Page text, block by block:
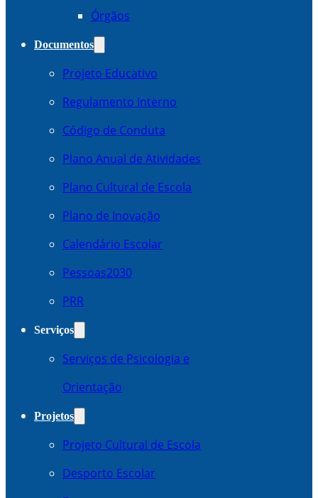
Órgãos
Documentos
Projeto Educativo
Regulamento Interno
Código de Conduta
Plano Anual de Atividades
Plano Cultural de Escola
Plano de Inovação
Calendário Escolar
Pessoas2030
PRR
Serviços
Serviços de Psicologia e
Orientação
Projetos
Projeto Cultural de Escola
Desporto Escolar